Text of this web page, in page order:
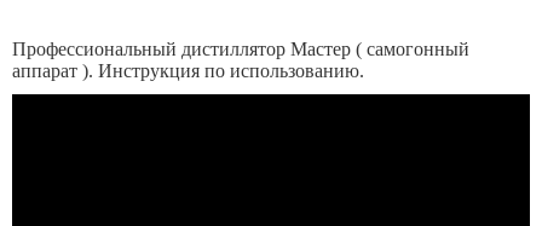
Профессиональный дистиллятор Мастер ( самогонный
аппарат ). Инструкция по использованию.